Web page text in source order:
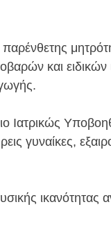
και
Ιατρικώς
γυναίκες,
ικανότητας